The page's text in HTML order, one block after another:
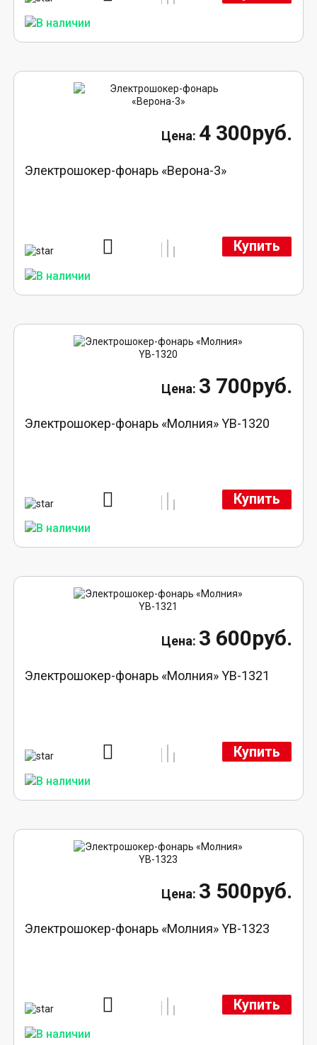
4 300руб.
Электрошокер-фонарь «Верона-3»
Купить
3 700руб.
Электрошокер-фонарь «Молния» YB-1320
Купить
3 600руб.
Электрошокер-фонарь «Молния» YB-1321
Купить
3 500руб.
Электрошокер-фонарь «Молния» YB-1323
Купить